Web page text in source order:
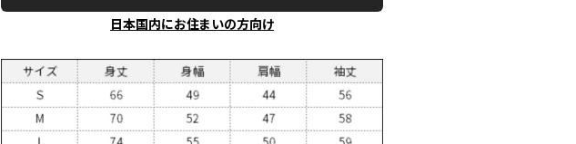
日本国内にお住まいの方向け